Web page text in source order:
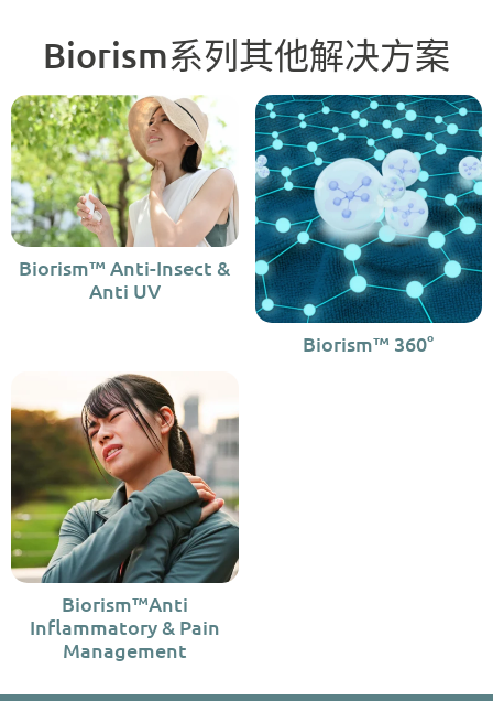
Biorism系列其他解决方案
Biorism™ Anti-Insect &
Anti UV
Biorism™ 360°
Biorism™Anti
Inflammatory & Pain
Management